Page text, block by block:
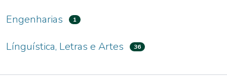
Engenharias 1
Línguística, Letras e Artes 36